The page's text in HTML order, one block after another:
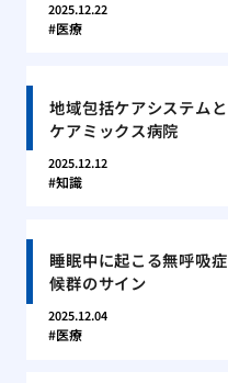
2025.12.22
医療
地域包括ケアシステムと
ケアミックス病院
2025.12.12
知識
睡眠中に起こる無呼吸症
候群のサイン
2025.12.04
医療